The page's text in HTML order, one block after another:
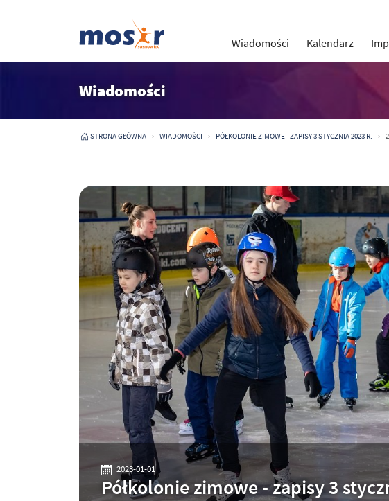
Wiadomości Kalendarz
Wiadomości
STRONA GŁÓWNA WIADOMOŚCI PÓŁKOLONIE ZIMOWE - ZAPISY 3 STYCZNIA 2023 R.
2023-01-01
Półkolonie zimowe - zapisy 3